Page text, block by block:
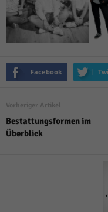
Facebook
Vorheriger Artikel
Bestattungsformen im
Überblick